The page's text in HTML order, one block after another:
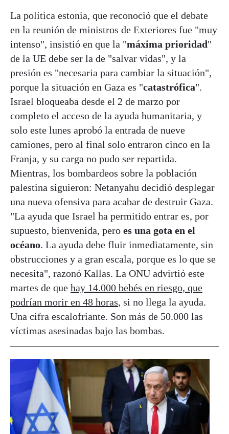
La política estonia, que reconoció que el debate
en la reunión de ministros de Exteriores fue "muy
intenso", insistió en que la "máxima prioridad"
de la UE debe ser la de "salvar vidas", y la
presión es "necesaria para cambiar la situación",
porque la situación en Gaza es "catastrófica".
Israel bloqueaba desde el 2 de marzo por
completo el acceso de la ayuda humanitaria, y
solo este lunes aprobó la entrada de nueve
camiones, pero al final solo entraron cinco en la
Franja, y su carga no pudo ser repartida.
Mientras, los bombardeos sobre la población
palestina siguieron: Netanyahu decidió desplegar
una nueva ofensiva para acabar de destruir Gaza.
"La ayuda que Israel ha permitido entrar es, por
supuesto, bienvenida, pero es una gota en el
océano. La ayuda debe fluir inmediatamente, sin
obstrucciones y a gran escala, porque es lo que se
necesita", razonó Kallas. La ONU advirtió este
martes de que hay 14.000 bebés en riesgo, que
podrían morir en 48 horas, si no llega la ayuda.
Una cifra escalofriante. Son más de 50.000 las
víctimas asesinadas bajo las bombas.